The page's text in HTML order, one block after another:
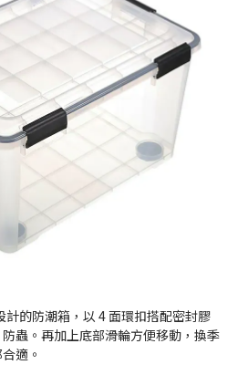
的防潮箱，以 4 面環扣搭配密封膠
蟲。再加上底部滑輪方便移動，換季
適。